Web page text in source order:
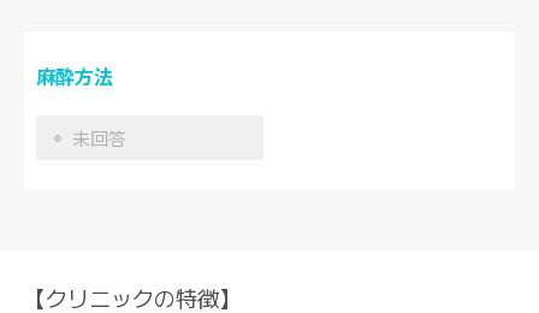
麻酔方法
未回答
【クリニックの特徴】